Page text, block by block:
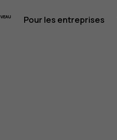
Pour les entreprises